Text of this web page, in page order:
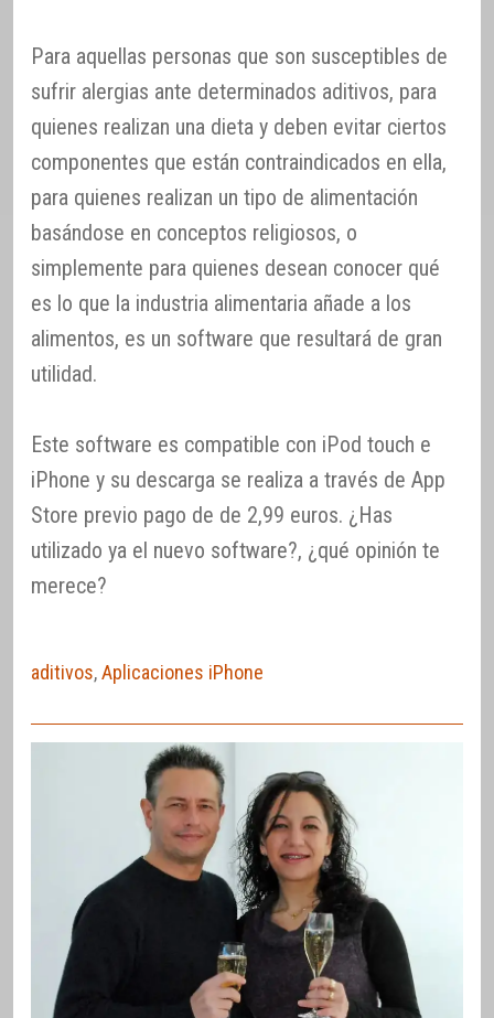
Para aquellas personas que son susceptibles de
sufrir alergias ante determinados aditivos, para
quienes realizan una dieta y deben evitar ciertos
componentes que están contraindicados en ella,
para quienes realizan un tipo de alimentación
basándose en conceptos religiosos, o
simplemente para quienes desean conocer qué
es lo que la industria alimentaria añade a los
alimentos, es un software que resultará de gran
utilidad.
Este software es compatible con iPod touch e
iPhone y su descarga se realiza a través de App
Store previo pago de de 2,99 euros. ¿Has
utilizado ya el nuevo software?, ¿qué opinión te
merece?
aditivos,Aplicaciones iPhone